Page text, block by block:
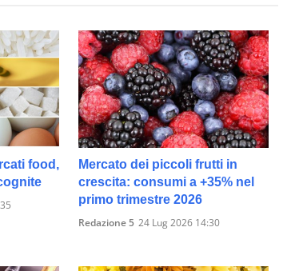
food,
Mercato dei piccoli frutti in
crescita: consumi a +35% nel
primo trimestre 2026
Redazione 5 24 Lug 2026 14:30